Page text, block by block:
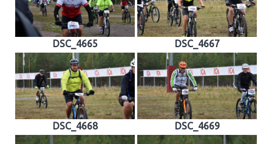
DSC_4665 DSC_4667
DSC_4668 DSC_4669